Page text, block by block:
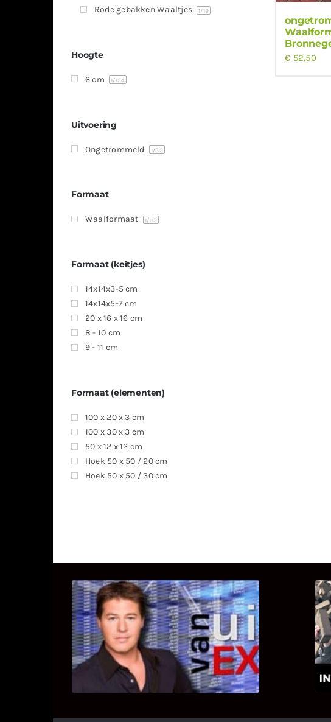
€ 52,50
Rode gebakken Waaltjes 1/19
Hoogte
6 cm 1/134
Uitvoering
Ongetrommeld 1/39
Formaat
Waalformaat 1/113
Formaat (keitjes)
14x14x3-5 cm
14x14x5-7 cm
20 x 16 x 16 cm
8 - 10 cm
9 - 11 cm
Formaat (elementen)
100 x 20 x 3 cm
100 x 30 x 3 cm
50 x 12 x 12 cm
Hoek 50 x 50 / 20 cm
Hoek 50 x 50 / 30 cm
UITSTEL VAN EXECUTIE
Bekijk hier de fragmenten van de
deelname van Bricks and Stones aan
dit programma.